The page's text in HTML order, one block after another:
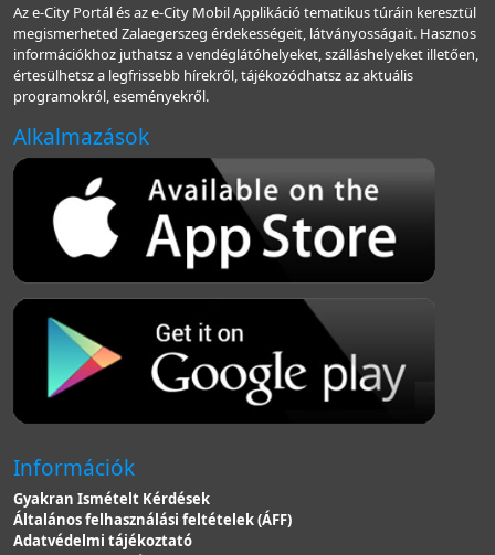
Az e-City Portál és az e-City Mobil Applikáció tematikus túráin keresztül
megismerheted Zalaegerszeg érdekességeit, látványosságait. Hasznos
információkhoz juthatsz a vendéglátóhelyeket, szálláshelyeket illetően,
értesülhetsz a legfrissebb hírekről, tájékozódhatsz az aktuális
programokról, eseményekről.
Alkalmazások
Információk
Gyakran Ismételt Kérdések
Általános felhasználási feltételek (ÁFF)
Adatvédelmi tájékoztató